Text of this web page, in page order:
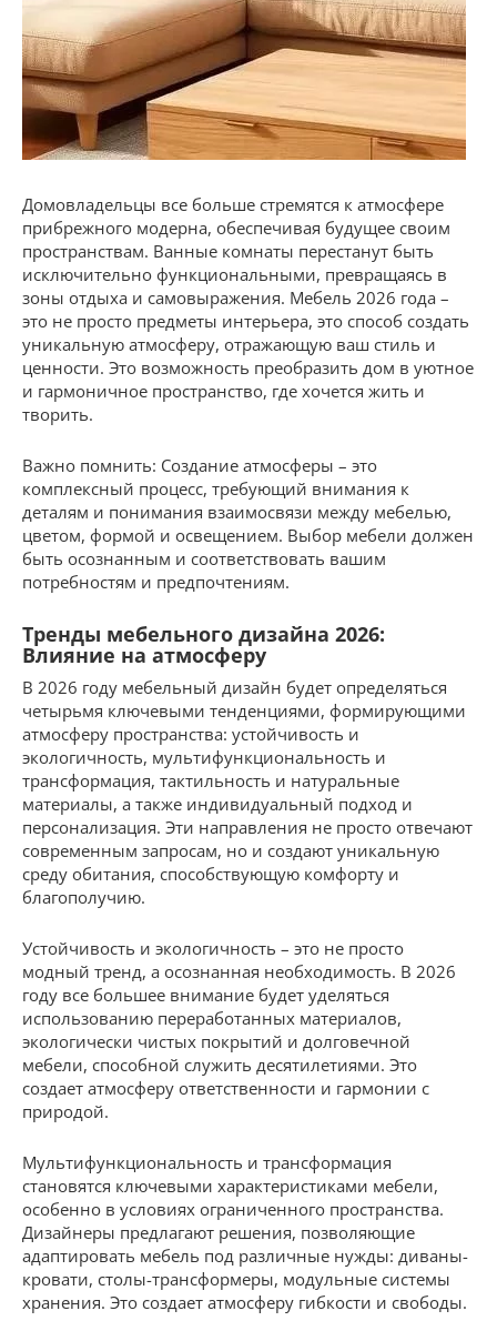
Домовладельцы все больше стремятся к атмосфере
прибрежного модерна, обеспечивая будущее своим
пространствам. Ванные комнаты перестанут быть
исключительно функциональными, превращаясь в
зоны отдыха и самовыражения. Мебель 2026 года –
это не просто предметы интерьера, это способ создать
уникальную атмосферу, отражающую ваш стиль и
ценности. Это возможность преобразить дом в уютное
и гармоничное пространство, где хочется жить и
творить.
Важно помнить: Создание атмосферы – это
комплексный процесс, требующий внимания к
деталям и понимания взаимосвязи между мебелью,
цветом, формой и освещением. Выбор мебели должен
быть осознанным и соответствовать вашим
потребностям и предпочтениям.
Тренды мебельного дизайна 2026:
Влияние на атмосферу
В 2026 году мебельный дизайн будет определяться
четырьмя ключевыми тенденциями, формирующими
атмосферу пространства: устойчивость и
экологичность, мультифункциональность и
трансформация, тактильность и натуральные
материалы, а также индивидуальный подход и
персонализация. Эти направления не просто отвечают
современным запросам, но и создают уникальную
среду обитания, способствующую комфорту и
благополучию.
Устойчивость и экологичность – это не просто
модный тренд, а осознанная необходимость. В 2026
году все большее внимание будет уделяться
использованию переработанных материалов,
экологически чистых покрытий и долговечной
мебели, способной служить десятилетиями. Это
создает атмосферу ответственности и гармонии с
природой.
Мультифункциональность и трансформация
становятся ключевыми характеристиками мебели,
особенно в условиях ограниченного пространства.
Дизайнеры предлагают решения, позволяющие
адаптировать мебель под различные нужды: диваны-
кровати, столы-трансформеры, модульные системы
хранения. Это создает атмосферу гибкости и свободы.